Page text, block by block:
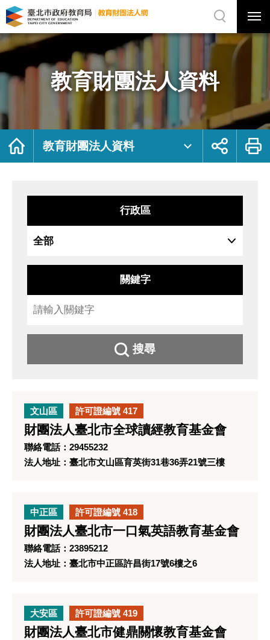
教
育
團
資
料
府
局
法
網
站
選
選
單
關
網
站
尋
教育財團法人資料
首
教育財團法人資料
展
鈕
列
行政區
關鍵字
搜尋
文山區 許可證編號 417
財團法人臺北市全球讀經教育基金會
聯絡電話：29455232
法人地址：臺北市文山區育英街31巷36弄21號三樓
中正區 許可證編號 418
財團法人臺北市一口氣英語教育基金會
聯絡電話：23895212
法人地址：臺北市中正區許昌街17號6樓之6
大安區 許可證編號 419
財團法人臺北市健鼎關懷教育基金會